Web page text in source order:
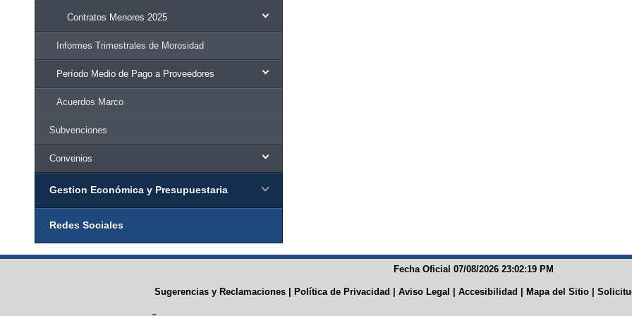
Contratos Menores 2025
Informes Trimestrales de Morosidad
Período Medio de Pago a Proveedores
Acuerdos Marco
Subvenciones
Convenios
Gestion Económica y Presupuestaria
Redes Sociales
Fecha Oficial 07/08/2026 23:02:19 PM
Sugerencias y Reclamaciones Política de Privacidad |Aviso Legal |Accesibilidad Mapa del Sitio |